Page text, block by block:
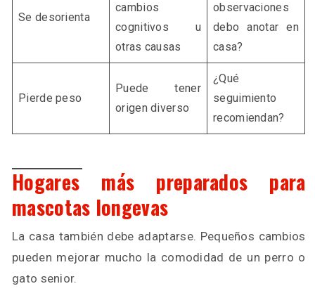
Se desorienta
cambios
cognitivos u
otras causas
observaciones
debo anotar en
casa?
Pierde peso
Puede tener
origen diverso
¿Qué
seguimiento
recomiendan?
Hogares más preparados para
mascotas longevas
La casa también debe adaptarse. Pequeños cambios
pueden mejorar mucho la comodidad de un perro o
gato senior.